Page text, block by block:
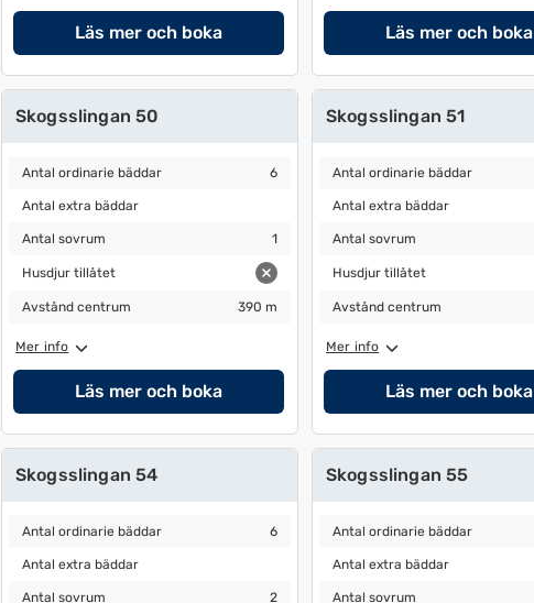
Läs mer och boka Läs mer och boka
Skogsslingan 50
Antal ordinarie bäddar
Antal ordinarie bäddar 6
Antal extra bäddar
Antal extra bäddar
Antal sovrum
Antal sovrum 1
Husdjur tillåtet
Husdjur tillåtet
Avstånd centrum
Avstånd centrum 390 m
Mer info
Läs mer och boka
Skogsslingan 51
Antal ordinarie bäddar
Antal ordinarie bäddar
Antal extra bäddar
Antal extra bäddar
Antal sovrum
Antal sovrum
Husdjur tillåtet
Husdjur tillåtet
Avstånd centrum
Avstånd centrum
Mer info
Läs mer och boka
Skogsslingan 54
Antal ordinarie bäddar
Antal ordinarie bäddar 6
Antal extra bäddar
Antal extra bäddar
Antal sovrum
Antal sovrum 2
Skogsslingan 55
Antal ordinarie bäddar
Antal ordinarie bäddar
Antal extra bäddar
Antal extra bäddar
Antal sovrum
Antal sovrum